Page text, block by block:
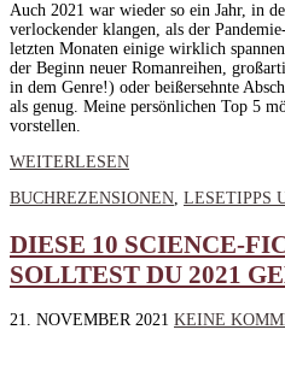
Auch 2021 war wieder so ein Jahr, in
verlockender klangen, als der
letzten Monaten einige wirklich
der Beginn neuer Romanreihen,
in dem Genre!) oder beißersehnte
als genug. Meine persönlichen Top 5
vorstellen.
WEITERLESEN
BUCHREZENSIONEN, LESETIPPS
DIESE 10 SCIENCE-
SOLLTEST DU 2021
21. NOVEMBER 2021 KEINE